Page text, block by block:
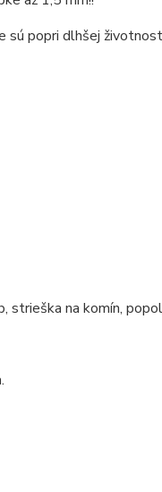
popri dlhšej
strieška na komín,